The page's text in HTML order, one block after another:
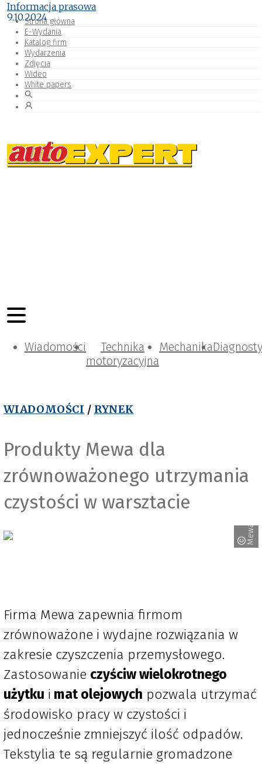
Strona główna
E-Wydania
Katalog firm
Wydarzenia
Zdjęcia
Wideo
White papers
Wiadomości
Technika
motoryzacyjna
Mechanika
WIADOMOŚCI / RYNEK
Produkty Mewa dla
zrównoważonego utrzymania
czystości w warsztacie
Mewa
Informacja prasowa
9.10.2024
Firma Mewa zapewnia firmom
zrównoważone i wydajne rozwiązania w
zakresie czyszczenia przemysłowego.
Zastosowanie czyściw wielokrotnego
użytku i mat olejowych pozwala utrzymać
środowisko pracy w czystości i
jednocześnie zmniejszyć ilość odpadów.
Tekstylia te są regularnie gromadzone